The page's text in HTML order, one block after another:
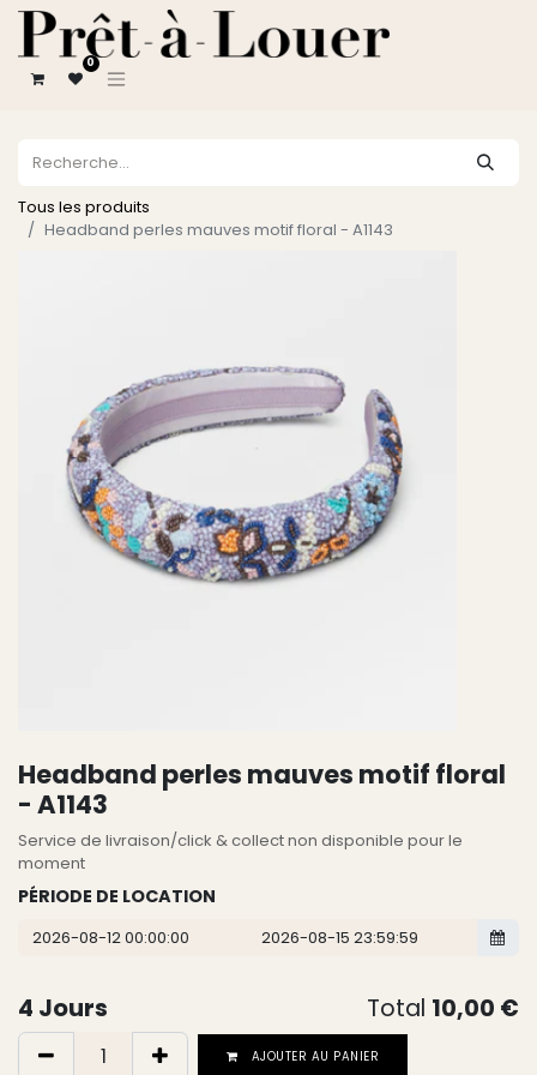
0
Tous les produits
Headband perles mauves motif floral - A1143
Headband perles mauves motif floral
- A1143
Service de livraison/click & collect non disponible pour le
moment
PÉRIODE DE LOCATION
4 Jours Total 10,00 €
AJOUTER AU PANIER